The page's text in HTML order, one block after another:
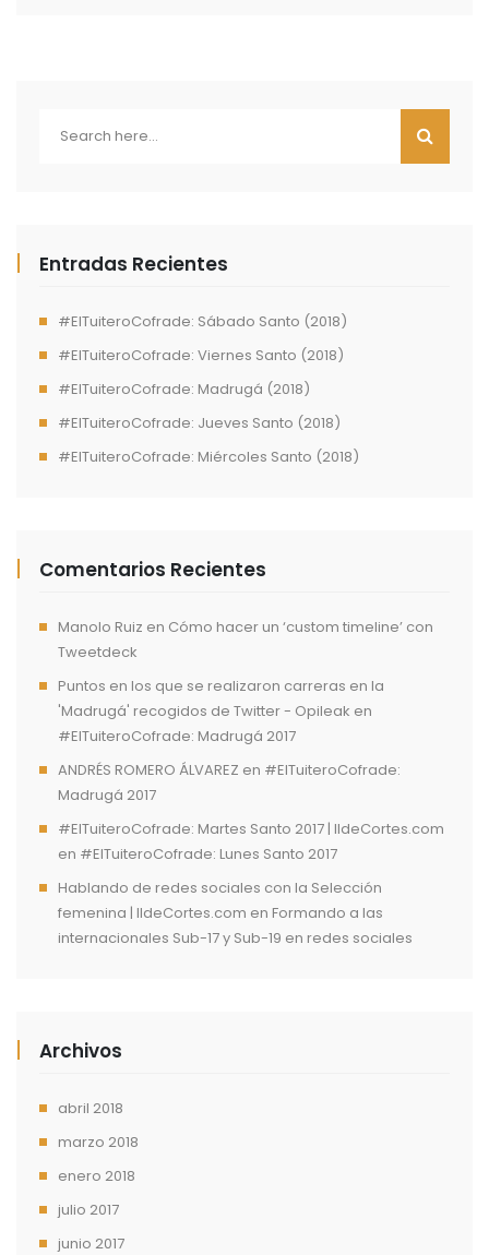
Entradas Recientes
#ElTuiteroCofrade: Sábado Santo (2018)
#ElTuiteroCofrade: Viernes Santo (2018)
#ElTuiteroCofrade: Madrugá (2018)
#ElTuiteroCofrade: Jueves Santo (2018)
#ElTuiteroCofrade: Miércoles Santo (2018)
Comentarios Recientes
Manolo Ruiz en Cómo hacer un ‘custom timeline’ con
Tweetdeck
Puntos en los que se realizaron carreras en la
'Madrugá' recogidos de Twitter - Opileak en
#ElTuiteroCofrade: Madrugá 2017
ANDRÉS ROMERO ÁLVAREZ en #ElTuiteroCofrade:
Madrugá 2017
#ElTuiteroCofrade: Martes Santo 2017 | IldeCortes.com
en #ElTuiteroCofrade: Lunes Santo 2017
Hablando de redes sociales con la Selección
femenina | IldeCortes.com en Formando a las
internacionales Sub-17 y Sub-19 en redes sociales
Archivos
abril 2018
marzo 2018
enero 2018
julio 2017
junio 2017